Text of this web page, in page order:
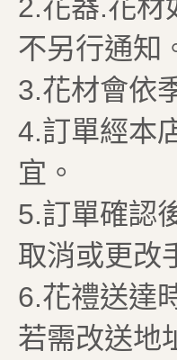
2.花器.花材
不另行通知
3.花材會依
4.訂單經本
宜。
5.訂單確認
取消或更改
6.花禮送達
若需改送地